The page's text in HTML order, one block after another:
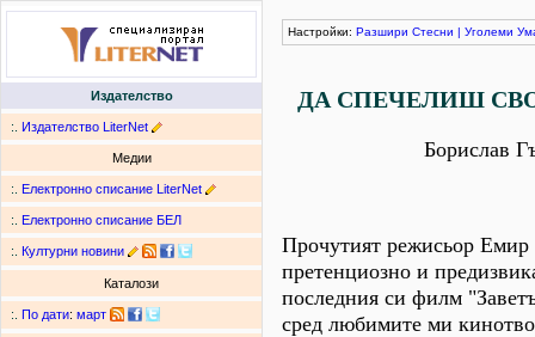
Издателство
:. Издателство LiterNet
Медии
:. Електронно списание LiterNet
:. Електронно списание БЕЛ
:. Културни новини
Каталози
:. По дати: март
Настройки: Разшири Стесни | Уголеми
ДА СПЕЧЕЛИШ
Борислав
Прочутият режисьор Емир
претенциозно и
последния си филм
сред любимите ми